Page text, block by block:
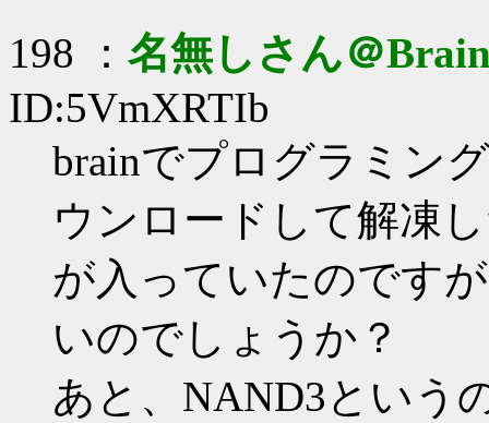
198 ： 名無しさん＠
ID:5VmXRTIb
brainでプログラミン
ウンロードして解凍
が入っていたのです
いのでしょうか？
あと、NAND3という